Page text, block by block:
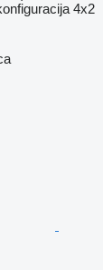
4x2